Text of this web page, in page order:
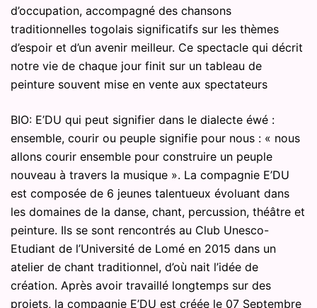
d’occupation, accompagné des chansons
traditionnelles togolais significatifs sur les thèmes
d’espoir et d’un avenir meilleur. Ce spectacle qui décrit
notre vie de chaque jour finit sur un tableau de
peinture souvent mise en vente aux spectateurs
BIO: E’DU qui peut signifier dans le dialecte éwé :
ensemble, courir ou peuple signifie pour nous : « nous
allons courir ensemble pour construire un peuple
nouveau à travers la musique ». La compagnie E’DU
est composée de 6 jeunes talentueux évoluant dans
les domaines de la danse, chant, percussion, théâtre et
peinture. Ils se sont rencontrés au Club Unesco-
Etudiant de l’Université de Lomé en 2015 dans un
atelier de chant traditionnel, d’où nait l’idée de
création. Après avoir travaillé longtemps sur des
projets, la compagnie E’DU est créée le 07 Septembre